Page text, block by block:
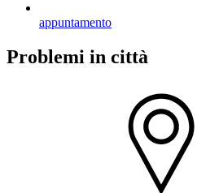
appuntamento
Problemi in città